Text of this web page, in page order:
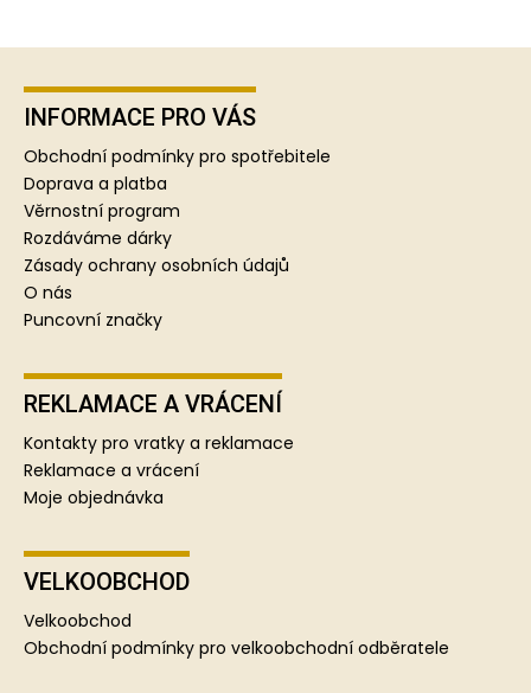
INFORMACE PRO VÁS
Obchodní podmínky pro spotřebitele
Doprava a platba
Věrnostní program
Rozdáváme dárky
Zásady ochrany osobních údajů
O nás
Puncovní značky
REKLAMACE A VRÁCENÍ
Kontakty pro vratky a reklamace
Reklamace a vrácení
Moje objednávka
VELKOOBCHOD
Velkoobchod
Obchodní podmínky pro velkoobchodní odběratele